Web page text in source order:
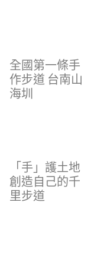
全國第一條手
作步道 台南山
海圳
「手」護土地
創造自己的千
里步道